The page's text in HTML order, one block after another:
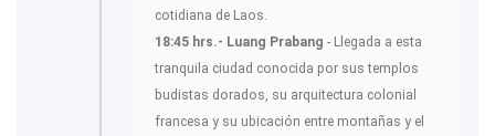
cotidiana de Laos.
18:45 hrs.- Luang Prabang - Llegada a esta
tranquila ciudad conocida por sus templos
budistas dorados, su arquitectura colonial
francesa y su ubicación entre montañas y el